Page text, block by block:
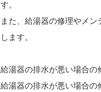
す。
また、給湯器の修理やメ
します。
給湯器の排水が悪い場合の
給湯器の排水が悪い場合の